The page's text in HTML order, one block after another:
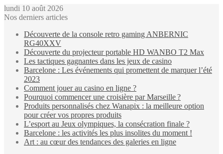
lundi 10 août 2026
Nos derniers articles
Découverte de la console retro gaming ANBERNIC
RG40XXV
Découverte du projecteur portable HD WANBO T2 Max
Les tactiques gagnantes dans les jeux de casino
Barcelone : Les événements qui promettent de marquer l’été
2023
Comment jouer au casino en ligne ?
Pourquoi commencer une croisière par Marseille ?
Produits personnalisés chez Wanapix : la meilleure option
pour créer vos propres produits
L’esport au Jeux olympiques, la consécration finale ?
Barcelone : les activités les plus insolites du moment !
Art : au cœur des tendances des galeries en ligne